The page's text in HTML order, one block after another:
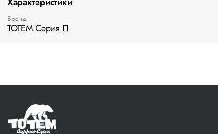
Характеристики
Бренд
ТОТЕМ Серия П